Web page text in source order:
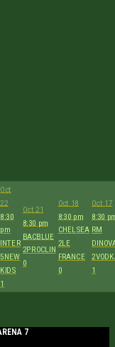
Oct
22
8:30
pm
INTER
5NEW
KIDS
1
Oct 21
8:30 pm
BACBLUE
2PROCLIN
0
Oct 18
8:30 pm
CHELSEA
2LE
FRANCE
0
Oct 17
8:30
RM
2
1
7